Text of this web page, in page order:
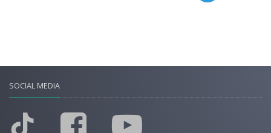
SOCIAL MEDIA